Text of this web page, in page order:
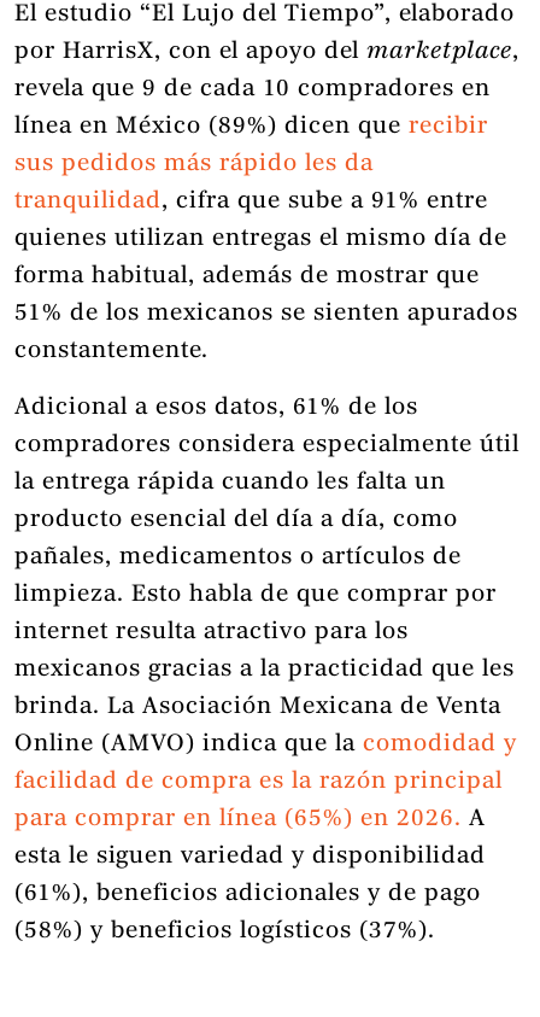
El estudio “El Lujo del Tiempo”, elaborado
por HarrisX, con el apoyo del marketplace,
revela que 9 de cada 10 compradores en
línea en México (89%) dicen que recibir
sus pedidos más rápido les da
tranquilidad, cifra que sube a 91% entre
quienes utilizan entregas el mismo día de
forma habitual, además de mostrar que
51% de los mexicanos se sienten apurados
constantemente.
Adicional a esos datos, 61% de los
compradores considera especialmente útil
la entrega rápida cuando les falta un
producto esencial del día a día, como
pañales, medicamentos o artículos de
limpieza. Esto habla de que comprar por
internet resulta atractivo para los
mexicanos gracias a la practicidad que les
brinda. La Asociación Mexicana de Venta
Online (AMVO) indica que la comodidad y
facilidad de compra es la razón principal
para comprar en línea (65%) en 2026. A
esta le siguen variedad y disponibilidad
(61%), beneficios adicionales y de pago
(58%) y beneficios logísticos (37%).